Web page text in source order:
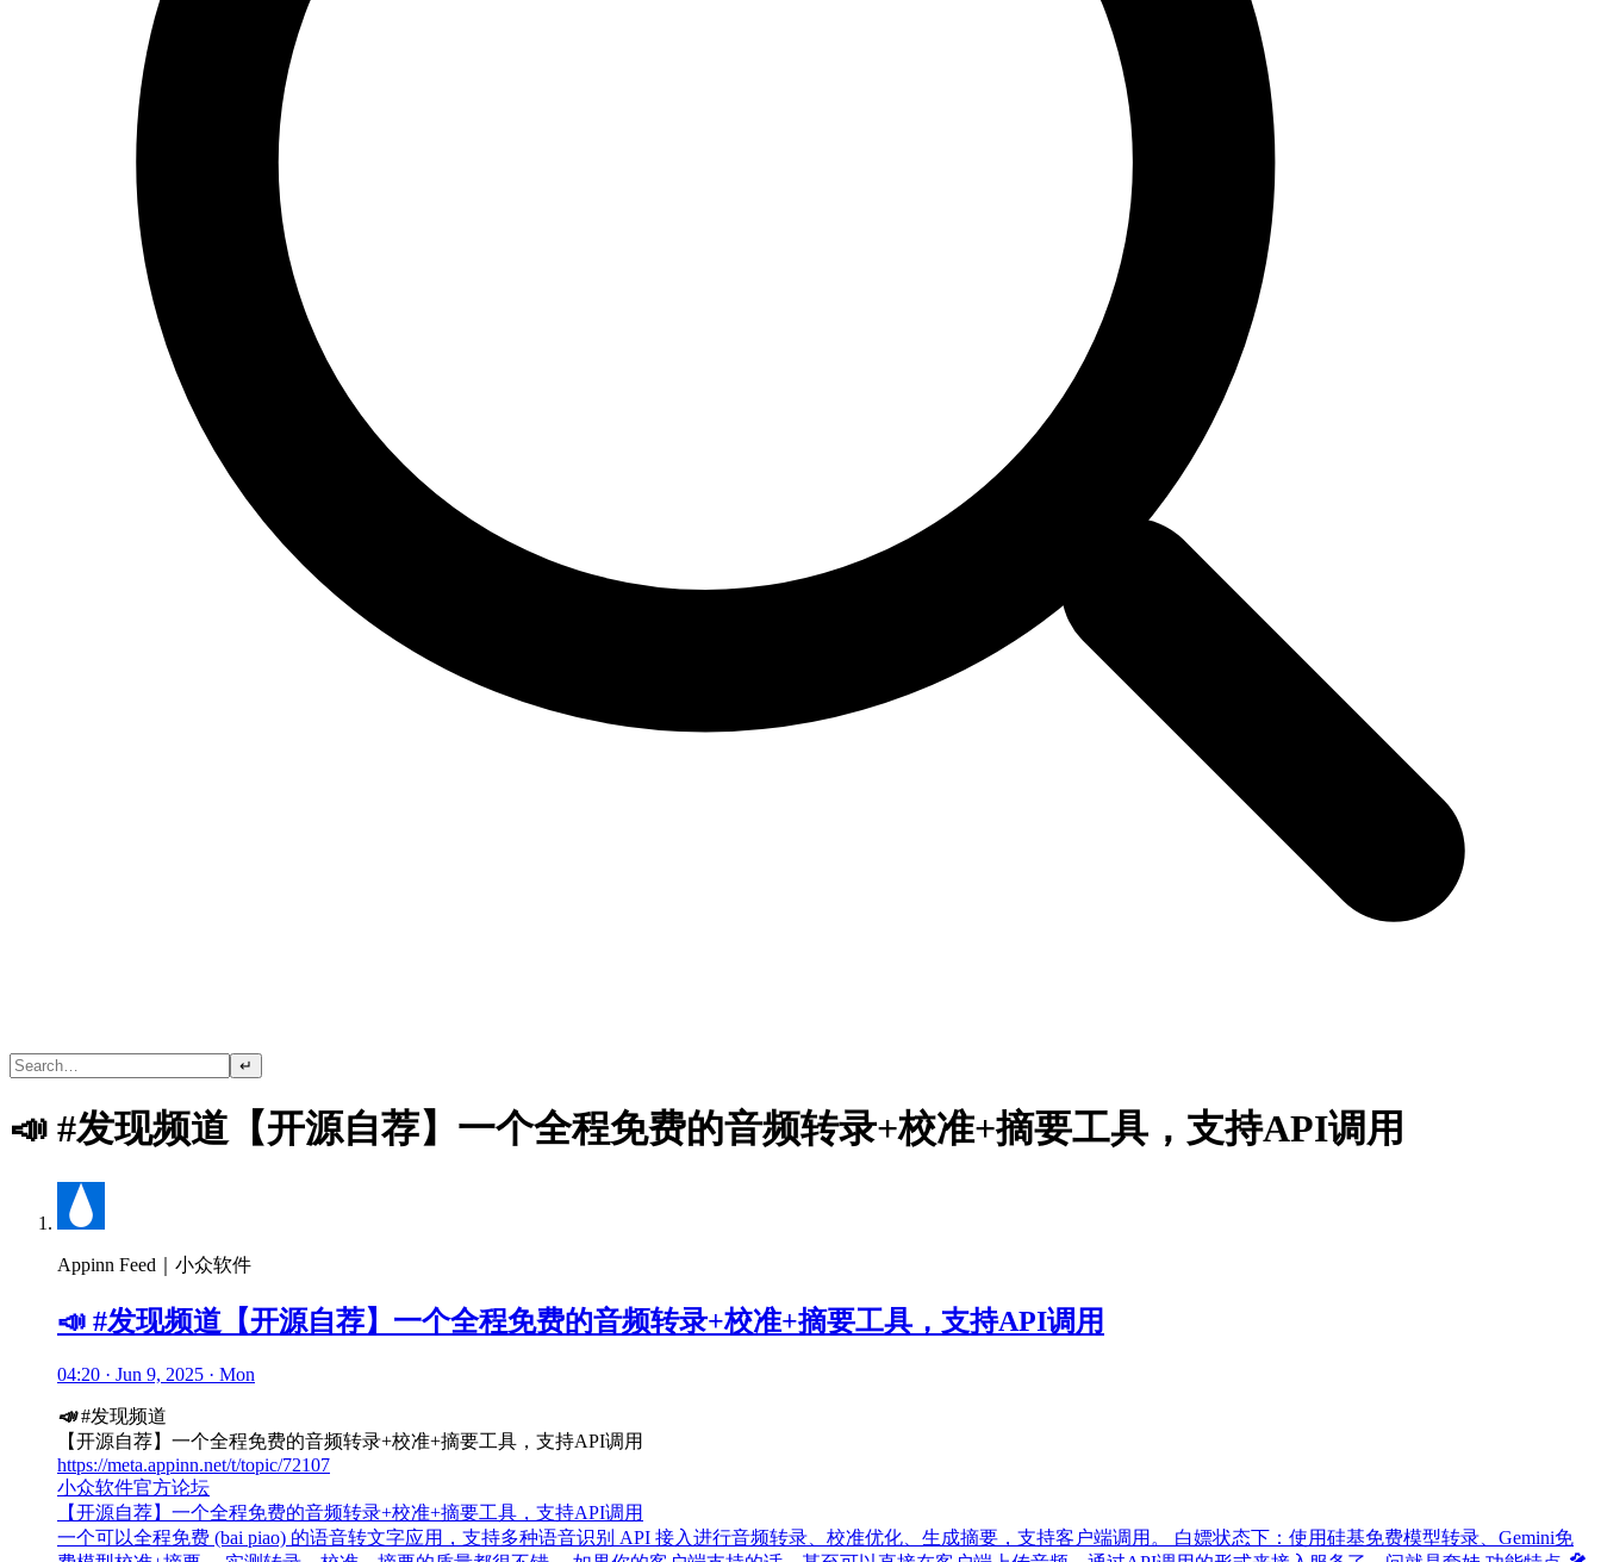
↵
📣 #发现频道【开源自荐】一个全程免费的音频转录+校准+摘要工具，支持API调用
Appinn Feed｜小众软件
📣 #发现频道【开源自荐】一个全程免费的音频转录+校准+摘要工具，支持API调用
04:20 · Jun 9, 2025 · Mon
📣#发现频道
【开源自荐】一个全程免费的音频转录+校准+摘要工具，支持API调用
https://meta.appinn.net/t/topic/72107
小众软件官方论坛
【开源自荐】一个全程免费的音频转录+校准+摘要工具，支持API调用
一个可以全程免费 (bai piao) 的语音转文字应用，支持多种语音识别 API 接入进行音频转录、校准优化、生成摘要，支持客户端调用。 白嫖状态下：使用硅基免费模型转录、Gemini免